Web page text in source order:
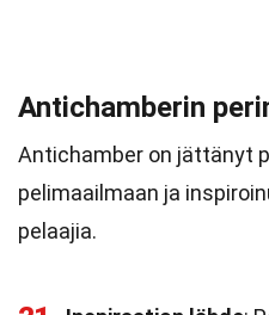
Antichamberin
Antichamber on jättänyt
pelimaailmaan ja
pelaajia.